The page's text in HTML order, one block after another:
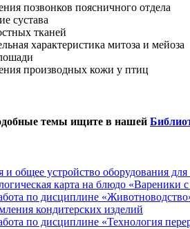
позвонков поясничного отдела
сустава
тканей
характеристика митоза и мейоза
производных кожи у птиц
темы ищите в нашей
и общее устройство оборудования для
карта на блюдо «Вареники
по дисциплине
кондитерских изделий
по дисциплине «Технология